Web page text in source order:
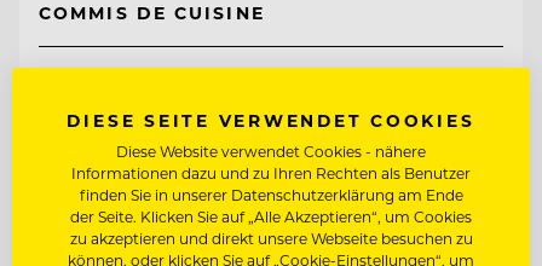
COMMIS DE CUISINE
DIESE SEITE VERWENDET COOKIES
Diese Website verwendet Cookies - nähere
Informationen dazu und zu Ihren Rechten als Benutzer
finden Sie in unserer Datenschutzerklärung am Ende
der Seite. Klicken Sie auf „Alle Akzeptieren“, um Cookies
zu akzeptieren und direkt unsere Webseite besuchen zu
können, oder klicken Sie auf „Cookie-Einstellungen“, um